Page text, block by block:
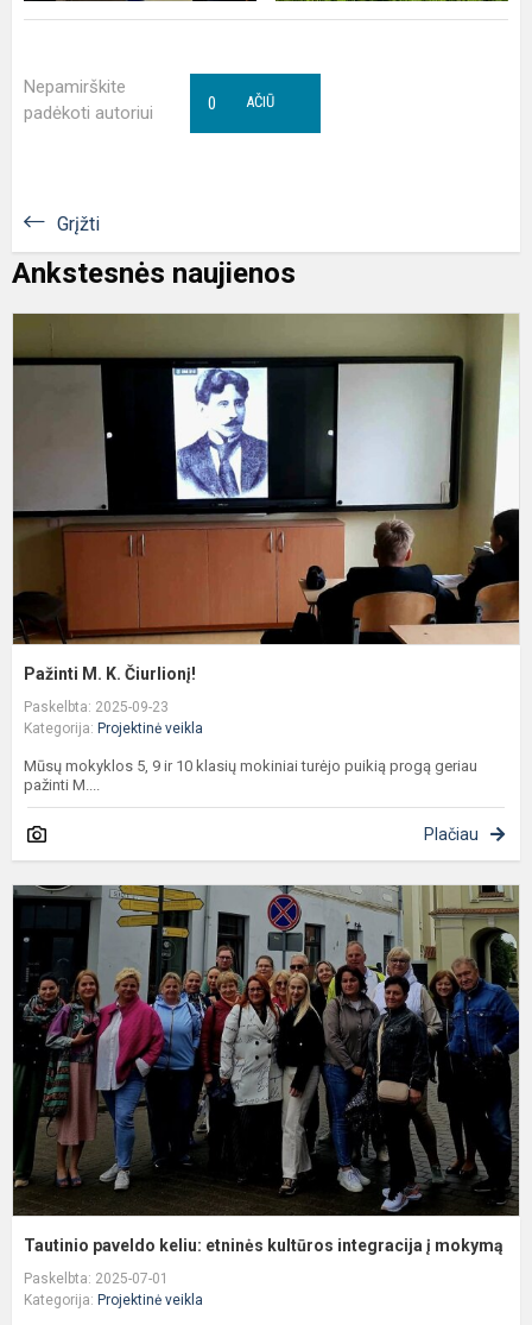
Nepamirškite
padėkoti autoriui
AČIŪ
0
Grįžti
Ankstesnės naujienos
Pažinti M. K. Čiurlionį!
Paskelbta: 2025-09-23
Kategorija: Projektinė veikla
Mūsų mokyklos 5, 9 ir 10 klasių mokiniai turėjo puikią progą geriau
pažinti M....
Plačiau
Tautinio paveldo keliu: etninės kultūros integracija į mokymą
Paskelbta: 2025-07-01
Kategorija: Projektinė veikla